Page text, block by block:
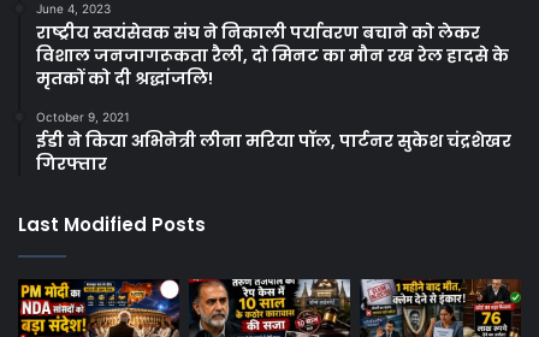
June 4, 2023
राष्ट्रीय स्वयंसेवक संघ ने निकाली पर्यावरण बचाने को लेकर
विशाल जनजागरूकता रैली, दो मिनट का मौन रख रेल हादसे के
मृतकों को दी श्रद्धांजलि!
October 9, 2021
ईडी ने किया अभिनेत्री लीना मरिया पॉल, पार्टनर सुकेश चंद्रशेखर
गिरफ्तार
Last Modified Posts